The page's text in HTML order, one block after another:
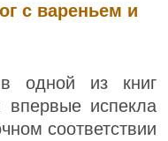
с вареньем и
одной из книг
впервые испекла
соответствии